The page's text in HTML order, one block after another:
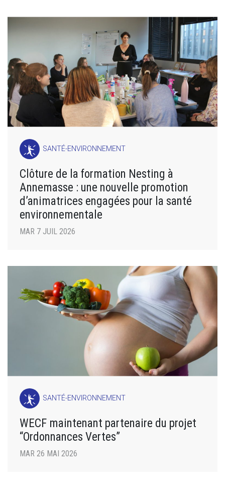
SANTÉ-ENVIRONNEMENT
Clôture de la formation Nesting à
Annemasse : une nouvelle promotion
d’animatrices engagées pour la santé
environnementale
MAR 7 JUIL 2026
SANTÉ-ENVIRONNEMENT
WECF maintenant partenaire du projet
“Ordonnances Vertes”
MAR 26 MAI 2026